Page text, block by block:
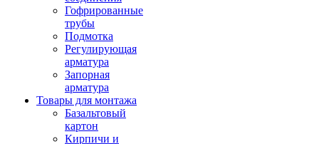
Гофрированные
трубы
Подмотка
Регулирующая
арматура
Запорная
арматура
Товары для монтажа
Базальтовый
картон
Кирпичи и